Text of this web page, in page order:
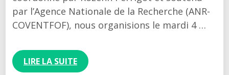
par l’Agence Nationale de la Recherche (ANR-
COVENTFOF), nous organisions le mardi 4 …
LIRE LA SUITE